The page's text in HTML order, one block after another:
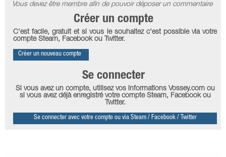
Vous devez être membre afin de pouvoir déposer un commentaire
Créer un compte
C'est facile, gratuit et si vous le souhaitez c'est possible via votre
compte Steam, Facebook ou Twitter.
Créer un nouveau compte
Se connecter
Si vous avez un compte, utilisez vos informations Vossey.com ou
si vous avez déjà enregistré votre compte Steam, Facebook ou
Twitter.
Se connecter avec votre compte ou via Steam / Facebook / Twitter